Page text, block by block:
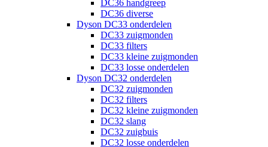
DC36 handgreep
DC36 diverse
Dyson DC33 onderdelen
DC33 zuigmonden
DC33 filters
DC33 kleine zuigmonden
DC33 losse onderdelen
Dyson DC32 onderdelen
DC32 zuigmonden
DC32 filters
DC32 kleine zuigmonden
DC32 slang
DC32 zuigbuis
DC32 losse onderdelen